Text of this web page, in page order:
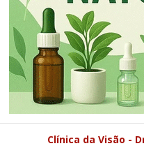
Clínica da Visão -